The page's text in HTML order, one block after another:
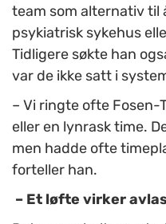
team som alternativ til
psykiatrisk sykehus
Tidligere søkte han
var de ikke satt i
– Vi ringte ofte Fosen-
eller en lynrask time.
men hadde ofte
forteller han.
– Et løfte virker